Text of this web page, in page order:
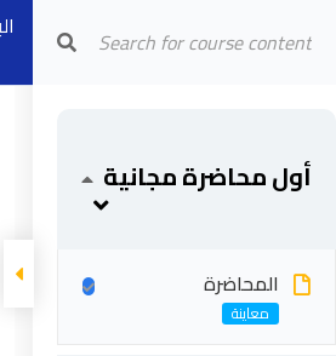
for Arbitration
أول محاضرة مجانية
المحاضرة